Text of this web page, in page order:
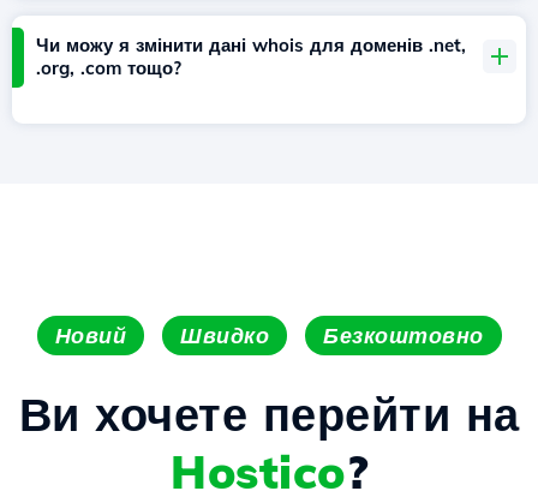
Чи можу я змінити дані whois для доменів .net,
.org, .com тощо?
Новий Швидко Безкоштовно
Ви хочете перейти на
Hostico?